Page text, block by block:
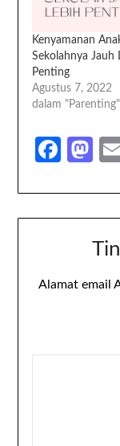
serta alamat
menyusul nomer
kami. Saya
dengan mengajari
mengingat secara
pelan sejak…
Kenyamanan
Sekolahnya Jauh
Penting
Agustus 7, 2022
dalam "Parenting"
Alamat email